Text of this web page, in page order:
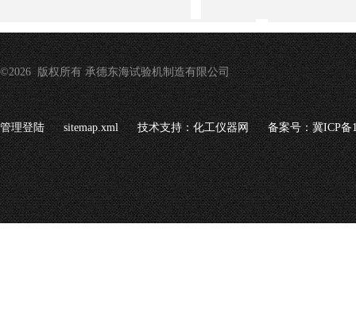
©2026 版权所有 承德东海试验机制造有限公司
管理登陆 sitemap.xml 技术支持：化工仪器网 备案号：冀ICP备